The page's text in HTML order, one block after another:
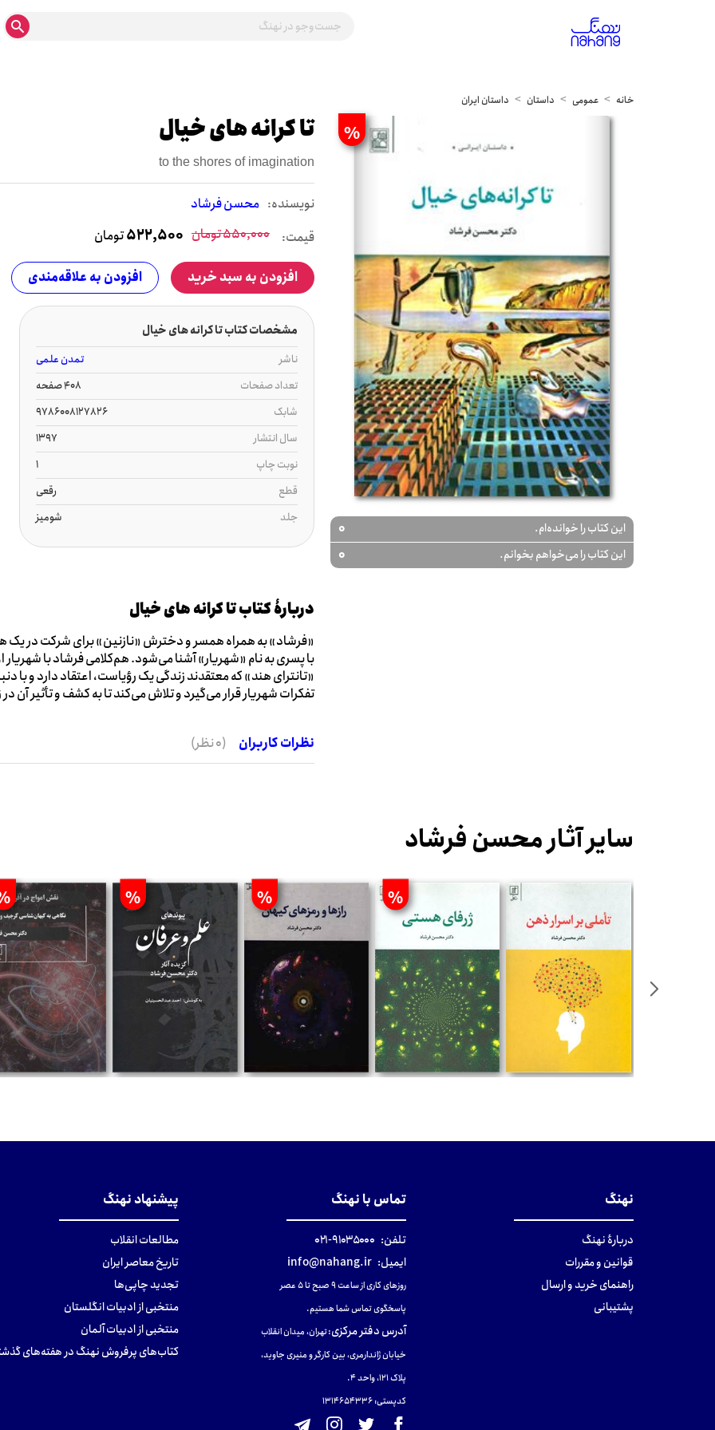
خانه عمومی داستان داستان ایران
%
این کتاب را خوانده‌ام. 0
این کتاب را می‌خواهم بخوانم. 0
تا کرانه های خیال
to the shores of imagination
نويسنده: محسن فرشاد
قیمت:
550,000تومان 522,500تومان
افزودن به سبد خرید افزودن به علاقه‌مندی
مشخصات کتاب تا کرانه های خیال
ناشر
تمدن علمی
تعداد صفحات
408 صفحه
شابک
9786008127826
سال انتشار
1397
نوبت چاپ
1
قطع
رقعی
جلد
شومیز
دربارۀ کتاب تا کرانه های خیال
«فرشاد» به همراه همسر و دخترش «نازنین» برای شرکت در یک
با پسری به نام «شهریار» آشنا می‌شود. هم‌کلامی فرشاد با شهریار
«تانترای هند» که معتقدند زندگی یک رؤیاست، اعتقاد دارد و با
تفکرات شهریار قرار می‌گیرد و تلاش می‌کند تا به کشف و تأثیر آن در
نظرات کاربران (0 نظر)
سایر آثار محسن فرشاد
%
%
%
نهنگ
دربارهٔ نهنگ
قوانین و مقررات
راهنمای خرید و ارسال
پشتیبانی
تماس با نهنگ
تلفن: ۹۱۰۳۵۰۰۰-۰۲۱
ایمیل: info@nahang.ir
روزهای کاری از ساعت ۹ صبح تا ۵ عصر
پاسخگوی تماس شما هستیم.
آدرس دفتر مرکزی:تهران، میدان انقلاب
خیابان ژاندارمری، بین کارگر و منیری جاوید،
پلاک 121، واحد ۴.
کدپستی: 131465433۶
پیشنهاد نهنگ
مطالعات انقلاب
تاریخ معاصر ایران
تجدید چاپی‌ها
منتخبی از ادبیات انگلستان
منتخبی از ادبیات آلمان
کتاب‌های پرفروش نهنگ در هفته‌های